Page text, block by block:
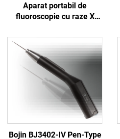
Aparat portabil de
fluoroscopie cu raze X
Bojin BJ3402-IV Pen-Type